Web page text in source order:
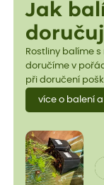
Jak
Rostliny balíme
doručíme v
při doručení
více o balení a